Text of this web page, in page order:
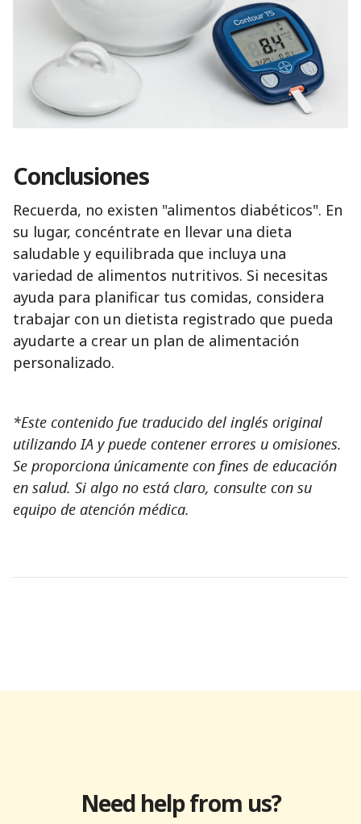
Conclusiones
Recuerda, no existen "alimentos diabéticos". En
su lugar, concéntrate en llevar una dieta
saludable y equilibrada que incluya una
variedad de alimentos nutritivos. Si necesitas
ayuda para planificar tus comidas, considera
trabajar con un dietista registrado que pueda
ayudarte a crear un plan de alimentación
personalizado.
*Este contenido fue traducido del inglés original
utilizando IA y puede contener errores u omisiones.
Se proporciona únicamente con fines de educación
en salud. Si algo no está claro, consulte con su
equipo de atención médica.
Need help from us?